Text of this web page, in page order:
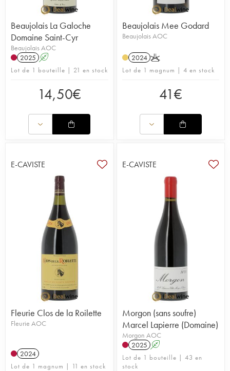
Beaujolais La Galoche
Domaine Saint-Cyr
Beaujolais AOC
2025 A
Lot de 1 bouteille | 21 en stock
14,50€
Beaujolais Mee Godard
Beaujolais AOC
2024 K
Lot de 1 magnum | 4 en stock
41€
E-CAVISTE
Fleurie Clos de la Roilette
Fleurie AOC
2024
Lot de 1 magnum | 11 en stock
E-CAVISTE
Morgon (sans soufre)
Marcel Lapierre (Domaine)
Morgon AOC
2025 A
Lot de 1 bouteille | 43 en
stock